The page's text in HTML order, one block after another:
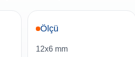
Ölçü
12x6 mm